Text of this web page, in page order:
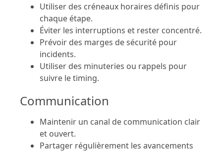
Utiliser des créneaux horaires définis pour
chaque étape.
Éviter les interruptions et rester concentré.
Prévoir des marges de sécurité pour
incidents.
Utiliser des minuteries ou rappels pour
suivre le timing.
Communication
Maintenir un canal de communication clair
et ouvert.
Partager régulièrement les avancements